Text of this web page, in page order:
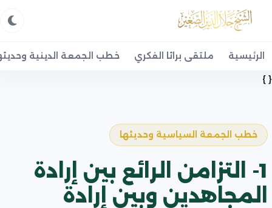
الرئيسية ملتقى براثا الفكري خطب الجمعة الدينية
{ }
خطب الجمعة السياسية وحديثها
1- التزامن الرائع بين إرادة
المجاهدين وبين إرادة